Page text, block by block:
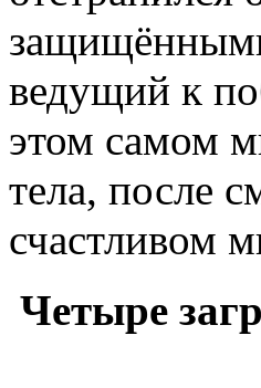
ведущий к
этом самом
тела, после
счастливом
Четыре